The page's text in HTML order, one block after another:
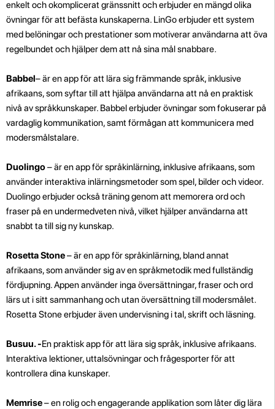
enkelt och okomplicerat gränssnitt och erbjuder en mängd olika
övningar för att befästa kunskaperna. LinGo erbjuder ett system
med belöningar och prestationer som motiverar användarna att öva
regelbundet och hjälper dem att nå sina mål snabbare.
Babbel– är en app för att lära sig främmande språk, inklusive
afrikaans, som syftar till att hjälpa användarna att nå en praktisk
nivå av språkkunskaper. Babbel erbjuder övningar som fokuserar på
vardaglig kommunikation, samt förmågan att kommunicera med
modersmålstalare.
Duolingo– är en app för språkinlärning, inklusive afrikaans, som
använder interaktiva inlärningsmetoder som spel, bilder och videor.
Duolingo erbjuder också träning genom att memorera ord och
fraser på en undermedveten nivå, vilket hjälper användarna att
snabbt ta till sig ny kunskap.
Rosetta Stone– är en app för språkinlärning, bland annat
afrikaans, som använder sig av en språkmetodik med fullständig
fördjupning. Appen använder inga översättningar, fraser och ord
lärs ut i sitt sammanhang och utan översättning till modersmålet.
Rosetta Stone erbjuder även undervisning i tal, skrift och läsning.
Busuu. -En praktisk app för att lära sig språk, inklusive afrikaans.
Interaktiva lektioner, uttalsövningar och frågesporter för att
kontrollera dina kunskaper.
Memrise– en rolig och engagerande applikation som låter dig lära